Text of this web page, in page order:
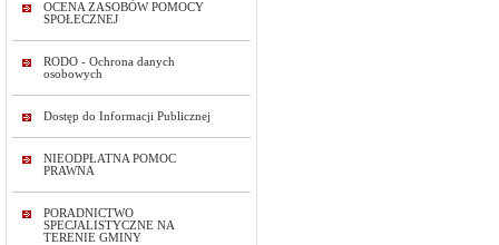
OCENA ZASOBÓW POMOCY
SPOŁECZNEJ
RODO - Ochrona danych
osobowych
Dostęp do Informacji Publicznej
NIEODPŁATNA POMOC
PRAWNA
PORADNICTWO
SPECJALISTYCZNE NA
TERENIE GMINY